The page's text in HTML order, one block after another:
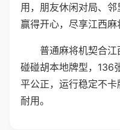
用，朋友休闲对局、邻
赢得开心，尽享江西麻
普通麻将机契合江
碰碰胡本地牌型，136
平公正，运行稳定不
耐用。